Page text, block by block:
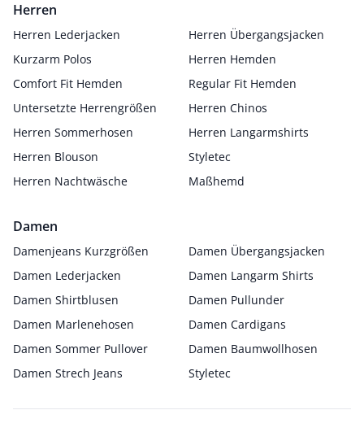
Herren
Herren Lederjacken
Herren Übergangsjacken
Kurzarm Polos
Herren Hemden
Comfort Fit Hemden
Regular Fit Hemden
Untersetzte Herrengrößen
Herren Chinos
Herren Sommerhosen
Herren Langarmshirts
Herren Blouson
Styletec
Herren Nachtwäsche
Maßhemd
Damen
Damenjeans Kurzgrößen
Damen Übergangsjacken
Damen Lederjacken
Damen Langarm Shirts
Damen Shirtblusen
Damen Pullunder
Damen Marlenehosen
Damen Cardigans
Damen Sommer Pullover
Damen Baumwollhosen
Damen Strech Jeans
Styletec